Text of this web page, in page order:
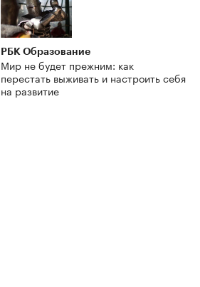
РБК Образование
Мир не будет прежним: как
перестать выживать и настроить себя
на развитие